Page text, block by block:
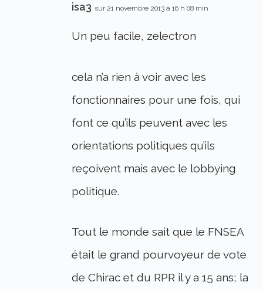
isa3 sur 21 novembre 2013 à 16 h 08 min
Un peu facile, zelectron
cela n’a rien à voir avec les
fonctionnaires pour une fois, qui
font ce qu’ils peuvent avec les
orientations politiques qu’ils
reçoivent mais avec le lobbying
politique.
Tout le monde sait que le FNSEA
était le grand pourvoyeur de vote
de Chirac et du RPR il y a 15 ans; la